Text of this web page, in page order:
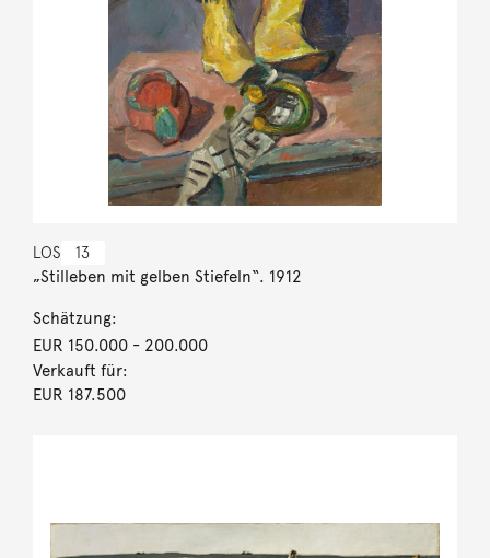
LOS 13
„Stilleben mit gelben Stiefeln“. 1912
Schätzung:
EUR 150.000- 200.000
Verkauft für:
EUR 187.500